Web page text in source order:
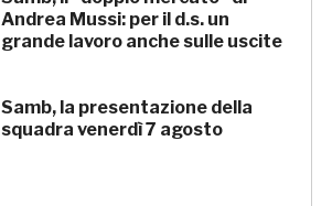
Andrea Mussi: per il d.s. un
grande lavoro anche sulle uscite
Samb, la presentazione della
squadra venerdì 7 agosto